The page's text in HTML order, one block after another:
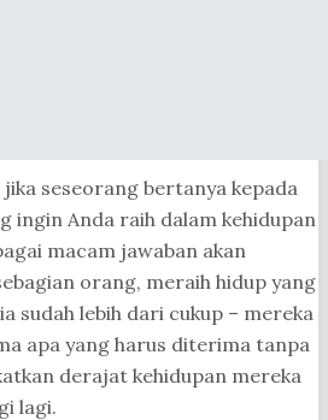
seseorang bertanya kepada
ingin Anda raih dalam kehidupan
macam jawaban akan
orang, meraih hidup yang
sudah lebih dari cukup – mereka
apa yang harus diterima tanpa
derajat kehidupan mereka
lagi.